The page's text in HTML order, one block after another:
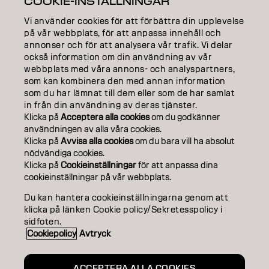
EDUCATION
ABOUT
SALON FINDER
BECOME A PARTNER
CONTACT US
ImprintPrivacy PolicyCookie Policy
Accessibility
SE | Swedish
Goldwell is part of
Vi använder cookies för att förbättra din upplevelse
på vår webbplats, för att anpassa innehåll och
annonser och för att analysera vår trafik. Vi delar
också information om din användning av vår
webbplats med våra annons- och analyspartners,
som kan kombinera den med annan information
som du har lämnat till dem eller som de har samlat
in från din användning av deras tjänster.
Klicka påAcceptera alla cookiesom du godkänner
användningen av alla våra cookies.
Klicka påAvvisa alla cookiesom du bara vill ha absolut
nödvändiga cookies.
Klicka påCookieinställningarför att anpassa dina
cookieinställningar på vår webbplats.
Du kan hantera cookieinställningarna genom att
klicka på länken Cookie policy/Sekretesspolicy i
sidfoten.
Cookiepolicy Avtryck